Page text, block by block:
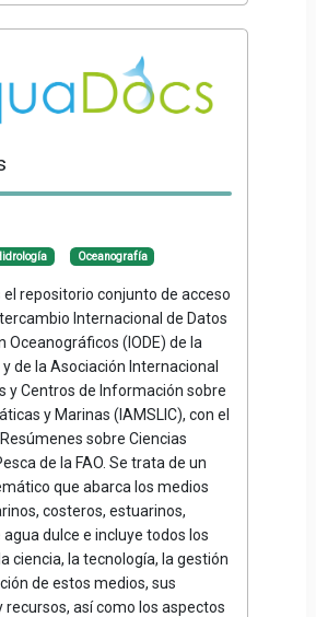
Oceanografía
el repositorio conjunto de acceso
Internacional de Datos
Oceanográficos (IODE) de la
y de la Asociación Internacional
y Centros de Información sobre
y Marinas (IAMSLIC), con el
sobre Ciencias
de la FAO. Se trata de un
que abarca los medios
costeros, estuarinos,
agua dulce e incluye todos los
ciencia, la tecnología, la gestión
de estos medios, sus
recursos, así como los aspectos